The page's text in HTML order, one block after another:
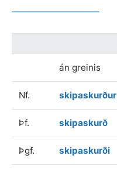
án greinis
Nf. skipaskurður
Þf. skipaskurð
Þgf. skipaskurði